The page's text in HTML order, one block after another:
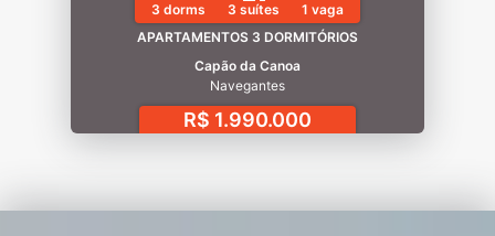
3 dorms 3 suítes
1 vaga
APARTAMENTOS 3 DORMITÓRIOS
Capão da Canoa
Navegantes
R$ 1.990.000